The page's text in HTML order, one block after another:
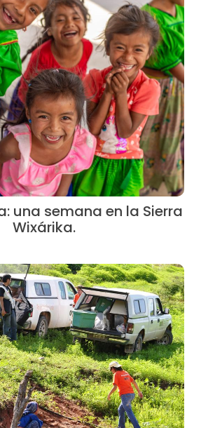
una semana en la Sierra
Wixárika.